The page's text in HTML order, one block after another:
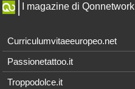
I magazine di Qonnetwork
Curriculumvitaeeuropeo.net
Passionetattoo.it
Troppodolce.it